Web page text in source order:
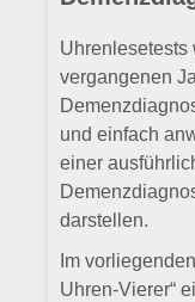
Uhrenlesetests
vergangenen
und einfach
einer
darstellen.
Im
Uhren-Vierer“